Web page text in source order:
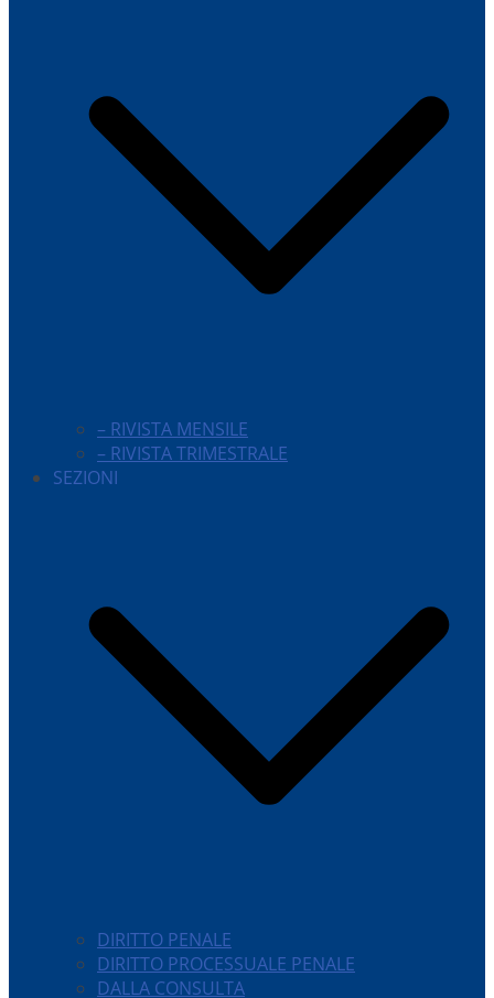
– RIVISTA MENSILE
– RIVISTA TRIMESTRALE
SEZIONI
DIRITTO PENALE
DIRITTO PROCESSUALE PENALE
DALLA CONSULTA